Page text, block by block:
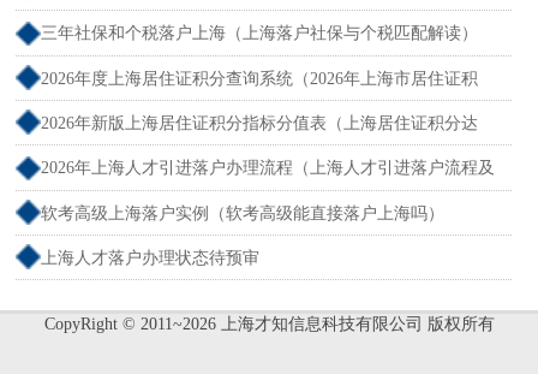
户政策2026年）
三年社保和个税落户上海（上海落户社保与个税匹配解读）
2026年度上海居住证积分查询系统（2026年上海市居住证积
分）
2026年新版上海居住证积分指标分值表（上海居住证积分达
标）
2026年上海人才引进落户办理流程（上海人才引进落户流程及
所需时间）
软考高级上海落户实例（软考高级能直接落户上海吗）
上海人才落户办理状态待预审
CopyRight © 2011~2026 上海才知信息科技有限公司 版权所有